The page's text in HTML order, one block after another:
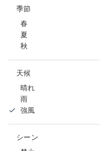
季節
春
夏
秋
天候
晴れ
雨
強風
シーン